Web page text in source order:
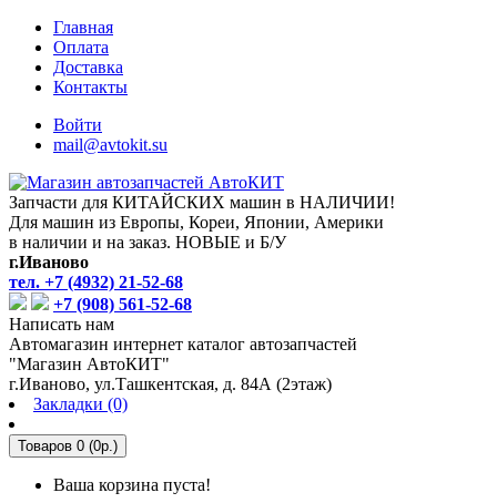
Главная
Оплата
Доставка
Контакты
Войти
mail@avtokit.su
Запчасти для КИТАЙСКИХ машин в НАЛИЧИИ!
Для машин из Европы, Кореи, Японии, Америки
в наличии и на заказ. НОВЫЕ и Б/У
г.Иваново
тел. +7 (4932) 21-52-68
+7 (908) 561-52-68
Написать нам
Автомагазин интернет каталог автозапчастей
"Магазин АвтоКИТ"
г.Иваново, ул.Ташкентская, д. 84А (2этаж)
Закладки (0)
Товаров 0 (0р.)
Ваша корзина пуста!